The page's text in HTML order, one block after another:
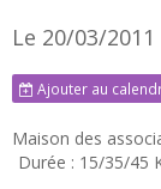
Le 20/03/2011
Ajouter au
Maison des
Durée : 15/35/45